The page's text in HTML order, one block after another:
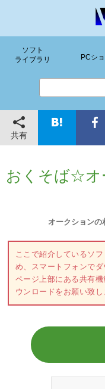
ソフト
ライブラリ
PCシ
共有
おくそば☆オ
オークションの
ここで紹介しているソ
め、スマートフォンでダ
ページ上部にある共有
ウンロードをお願い致し